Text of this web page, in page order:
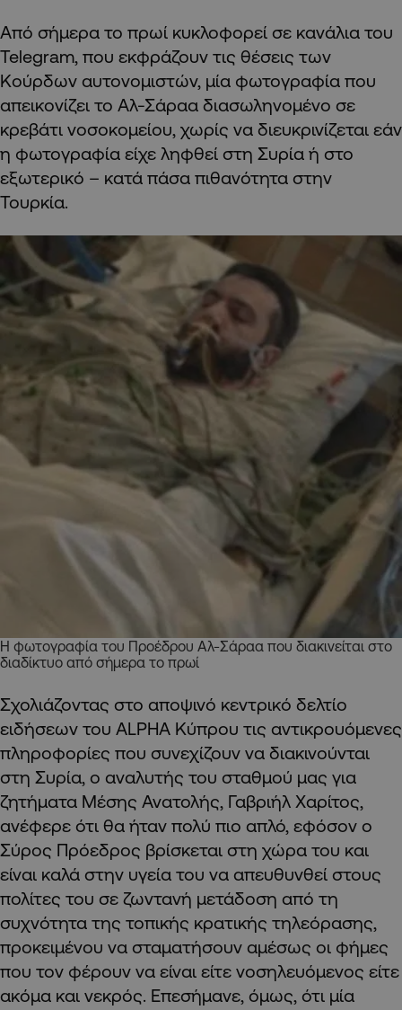
Από σήμερα το πρωί κυκλοφορεί σε κανάλια του
Telegram, που εκφράζουν τις θέσεις των
Κούρδων αυτονομιστών, μία φωτογραφία που
απεικονίζει το Αλ-Σάραα διασωληνομένο σε
κρεβάτι νοσοκομείου, χωρίς να διευκρινίζεται εάν
η φωτογραφία είχε ληφθεί στη Συρία ή στο
εξωτερικό – κατά πάσα πιθανότητα στην
Τουρκία.
Η φωτογραφία του Προέδρου Αλ-Σάραα που διακινείται στο
διαδίκτυο από σήμερα το πρωί
Σχολιάζοντας στο αποψινό κεντρικό δελτίο
ειδήσεων του ALPHA Κύπρου τις αντικρουόμενες
πληροφορίες που συνεχίζουν να διακινούνται
στη Συρία, ο αναλυτής του σταθμού μας για
ζητήματα Μέσης Ανατολής, Γαβριήλ Χαρίτος,
ανέφερε ότι θα ήταν πολύ πιο απλό, εφόσον ο
Σύρος Πρόεδρος βρίσκεται στη χώρα του και
είναι καλά στην υγεία του να απευθυνθεί στους
πολίτες του σε ζωντανή μετάδοση από τη
συχνότητα της τοπικής κρατικής τηλεόρασης,
προκειμένου να σταματήσουν αμέσως οι φήμες
που τον φέρουν να είναι είτε νοσηλευόμενος είτε
ακόμα και νεκρός. Επεσήμανε, όμως, ότι μία